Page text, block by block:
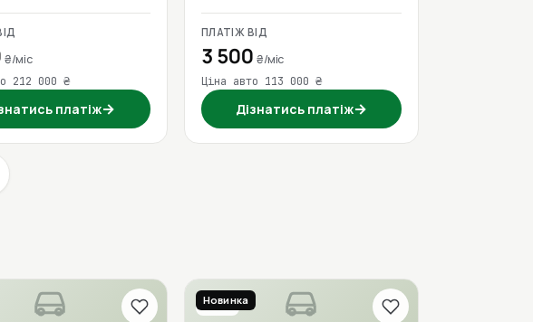
₴/міс
212 000 ₴
платіж→
ПЛАТІЖ ВІД
3 500 ₴/міс
Ціна авто 113 000 ₴
Дізнатись платіж→
2021
Новинка